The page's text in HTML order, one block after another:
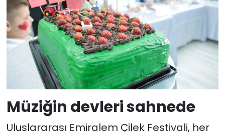
Müziğin devleri sahnede
Uluslararası Emiralem Çilek Festivali, her